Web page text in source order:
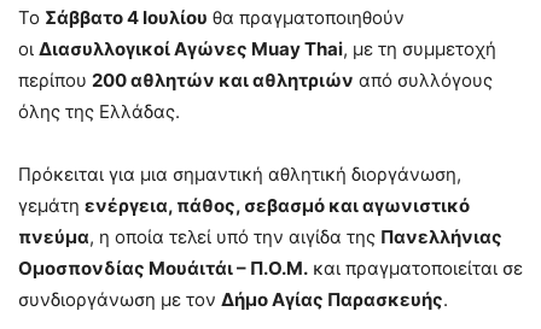
Το Σάββατο 4 Ιουλίου θα πραγματοποιηθούν
οι Διασυλλογικοί Αγώνες Muay Thai, με τη συμμετοχή
περίπου 200 αθλητών και αθλητριών από συλλόγους
όλης της Ελλάδας.
Πρόκειται για μια σημαντική αθλητική διοργάνωση,
γεμάτη ενέργεια, πάθος, σεβασμό και αγωνιστικό
πνεύμα, η οποία τελεί υπό την αιγίδα της Πανελλήνιας
Ομοσπονδίας Μουάιτάι – Π.Ο.Μ. και πραγματοποιείται σε
συνδιοργάνωση με τον Δήμο Αγίας Παρασκευής.